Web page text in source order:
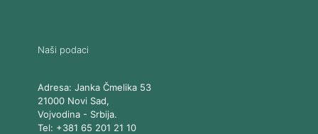
Naši podaci
Adresa: Janka Čmelika 53
21000 Novi Sad,
Vojvodina- Srbija.
Tel: +381 65 201 21 10